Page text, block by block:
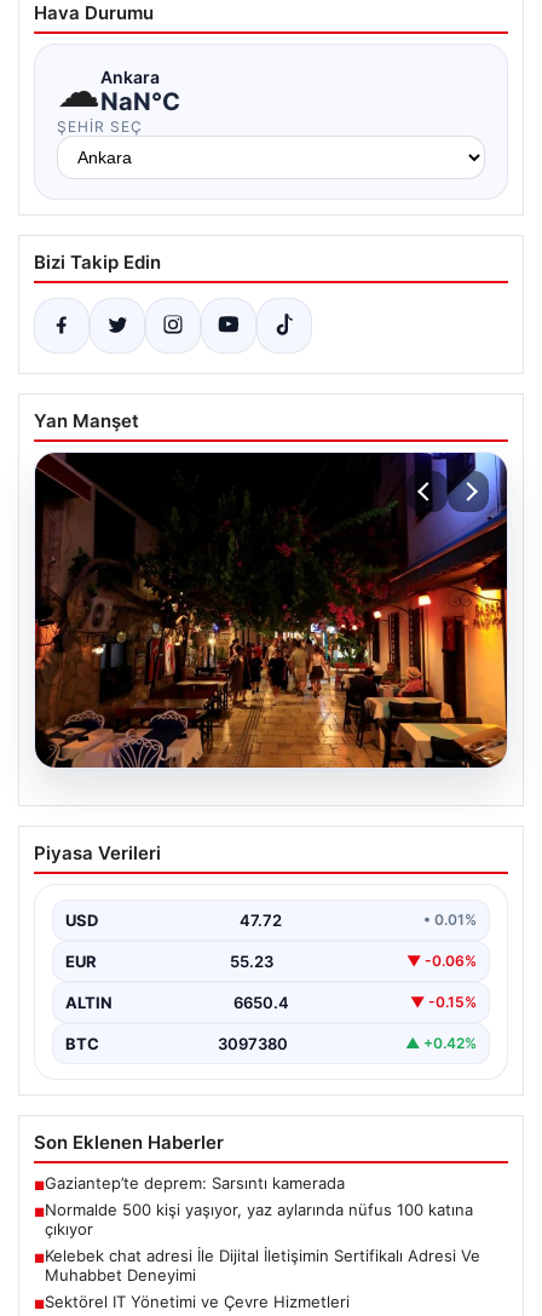
Hava Durumu
☁Ankara
NaN°C
ŞEHIR SEÇ
Bizi Takip Edin
Yan Manşet
Normalde 500 kişi yaşıyor, yaz
aylarında nüfus 100 katına çıkıyor
Piyasa Verileri
USD 47.72 • 0.01%
EUR 55.23 ▼ -0.06%
ALTIN 6650.4 ▼ -0.15%
BTC 3097380 ▲ +0.42%
Son Eklenen Haberler
■Gaziantep’te deprem: Sarsıntı kamerada
■Normalde 500 kişi yaşıyor, yaz aylarında nüfus 100 katına
çıkıyor
■Kelebek chat adresi İle Dijital İletişimin Sertifikalı Adresi Ve
Muhabbet Deneyimi
■Sektörel IT Yönetimi ve Çevre Hizmetleri